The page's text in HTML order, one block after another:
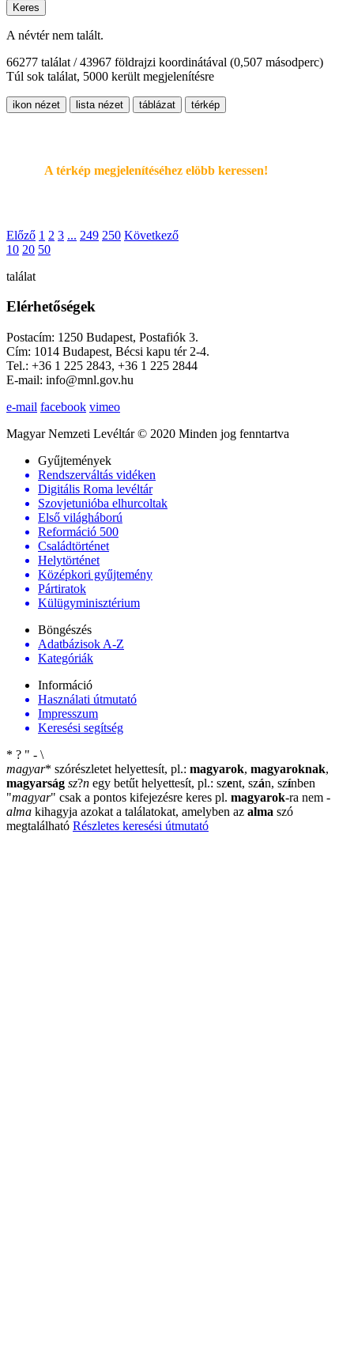
Keres
A névtér nem talált.
66277 találat / 43967 földrajzi koordinátával (0,507 másodperc)
Túl sok találat, 5000 került megjelenítésre
ikon nézet lista nézet táblázat térkép
A térkép megjelenítéséhez elöbb keressen!
Előző 1 2 3 ... 249 250 Következő
10 20 50
találat
Elérhetőségek
Postacím: 1250 Budapest, Postafiók 3.
Cím: 1014 Budapest, Bécsi kapu tér 2-4.
Tel.: +36 1 225 2843, +36 1 225 2844
E-mail: info@mnl.gov.hu
e-mail facebook vimeo
Magyar Nemzeti Levéltár © 2020 Minden jog fenntartva
Gyűjtemények
Rendszerváltás vidéken
Digitális Roma levéltár
Szovjetunióba elhurcoltak
Első világháború
Reformáció 500
Családtörténet
Helytörténet
Középkori gyűjtemény
Pártiratok
Külügyminisztérium
Böngészés
Adatbázisok A-Z
Kategóriák
Információ
Használati útmutató
Impresszum
Keresési segítség
* ? " - \
magyar* szórészletet helyettesít, pl.: magyarok, magyaroknak,
magyarság sz?n egy betűt helyettesít, pl.: szent, szán, színben
"magyar" csak a pontos kifejezésre keres pl. magyarok-ra nem -
alma kihagyja azokat a találatokat, amelyben az alma szó
megtalálható Részletes keresési útmutató